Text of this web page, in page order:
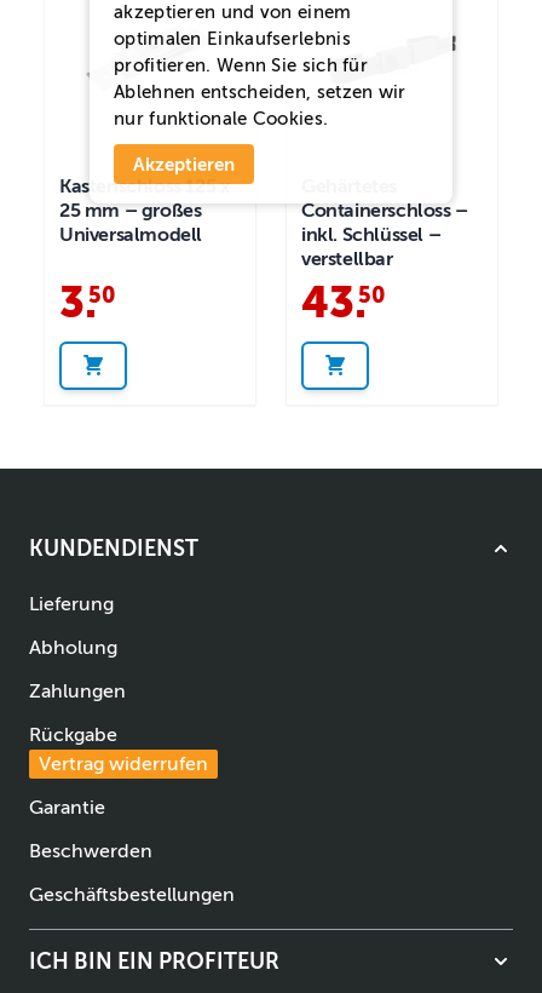
Kastenschloss 125 x
25 mm – großes
Universalmodell
3.
50
Containerschloss –
inkl. Schlüssel –
verstellbar
43.
50
KUNDENDIENST
Lieferung
Abholung
Zahlungen
Rückgabe
Vertrag widerrufen
Garantie
Beschwerden
Geschäftsbestellungen
ICH BIN EIN PROFITEUR
akzeptieren und von einem
optimalen Einkaufserlebnis
profitieren. Wenn Sie sich für
Ablehnen entscheiden, setzen wir
nur funktionale Cookies.
Akzeptieren